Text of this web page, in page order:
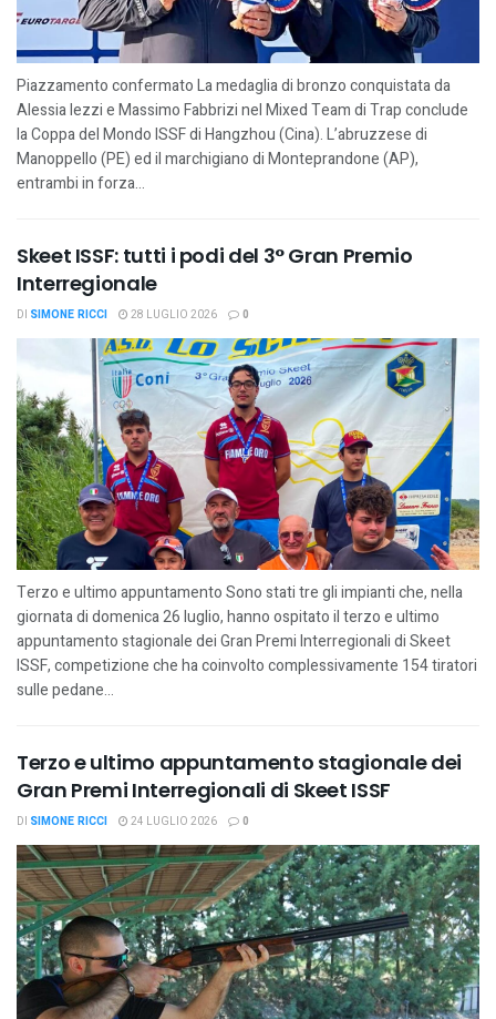
Piazzamento confermato La medaglia di bronzo conquistata da
Alessia Iezzi e Massimo Fabbrizi nel Mixed Team di Trap conclude
la Coppa del Mondo ISSF di Hangzhou (Cina). L’abruzzese di
Manoppello (PE) ed il marchigiano di Monteprandone (AP),
entrambi in forza...
Skeet ISSF: tutti i podi del 3° Gran Premio
Interregionale
DI SIMONE RICCI 28 LUGLIO 2026 0
Terzo e ultimo appuntamento Sono stati tre gli impianti che, nella
giornata di domenica 26 luglio, hanno ospitato il terzo e ultimo
appuntamento stagionale dei Gran Premi Interregionali di Skeet
ISSF, competizione che ha coinvolto complessivamente 154 tiratori
sulle pedane...
Terzo e ultimo appuntamento stagionale dei
Gran Premi Interregionali di Skeet ISSF
DI SIMONE RICCI 24 LUGLIO 2026 0